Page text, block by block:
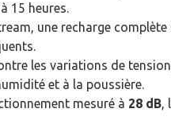
15 heures.
une recharge
les variations de
et à la poussière.
mesuré à 28 dB,